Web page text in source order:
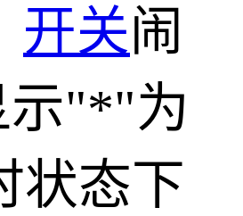
开关闹
示"*"为
状态下